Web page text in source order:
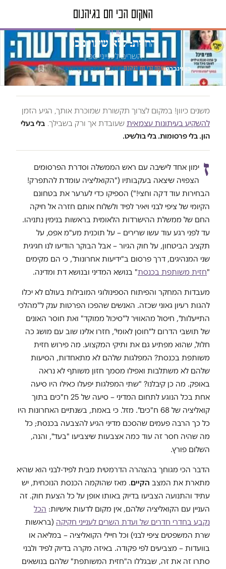
טור דעה
החזית: ללא שינוי ניכר
השרים לענייני ספין
בן וינברג·המקום הכי חם בגיהנום·
22.10.2014
·זמן קריאה 3 דק׳
משנים כיוון! במקום לצרוך תקשורת שמוכרת אותך, הגיע הזמן
להשקיע בעיתונות עצמאית שעובדת אך ורק בשבילך. בלי בעלי
הון. בלי פרסומות. בלי בולשיט.
ז ימון אחד לישיבה עם ראש הממשלה וסדרת הפרסומים
הצפויה שיצאה בעקבותיו ("הקואליציה עומדת להתפרק!
הבחירות עוד דקה וחצי!") הספיקו כדי לערער את בטחונם
הקיומי של ציפי לבני ויאיר לפיד ולשלוח אותם חזרה אל חיקה
החם של ממשלת ההישרדות הלאומית בראשות בנימין נתניהו.
עד לפני רגע עוד עשו שרירים – על תוכנית מע"מ אפס, על
תקציב הביטחון, על חוק הגיור – אבל הבוקר הודיעו לנו חגיגית
שני המנהיגים, דרך פרסום ב"ידיעות אחרונות", כי הם מקימים
"חזית משותפת בכנסת" בנושא המדיני ובנושא דת ומדינה.
מעבדות המחקר והפיתוח הספינולוגי המובילות בעולם לא יכלו
להגות רעיון גאוני שכזה. האנשים שהפכו הפרטות ענק ל"מהלכי
התייעלות", חיסול מהאוויר ל"סיכול ממוקד" ואת חוסר האונים
של תושבי הדרום ל"חוסן לאומי", חזרו אלינו שוב עם מושג כה
חלול, שהוא מפתיע גם את ותיקי המקצוע. מה פירוש חזית
משותפת בכנסת? המפלגות שלהם לא מתאחדות, הסיעות
שלהם לא משתלבות ואפילו מסמך חזון משותף לא נראה
באופק. מה כן קיבלנו? "שתי המפלגות יפעלו כאילו היו סיעה
אחת בכל הנוגע לתחום המדיני – סיעה של 25 ח"כים בתוך
קואליציה של 68 ח"כים". מזל. כי באמת, בשנתיים האחרונות היו
כל כך הרבה פעמים שהסכם מדיני הגיע להצבעה בכנסת; כל
מה שהיה חסר זה עוד כמה אצבעות שיצביעו "בעד", והנה,
השלום פורץ.
הדבר הכי מגוחך בהצהרה הדרמטית מבית לפיד-לבני הוא שהיא
מתארת את המצב הקיים. מאז שהוקמה הכנסת הנוכחית, יש
עתיד והתנועה הצביעו בדיוק באותו אופן על כל הצעת חוק. זה
העניין עם הקואליציה שלהם, אין מקום לדעות אישיות: הכל
נקבע בחדרי חדרים של ועדת השרים לענייני חקיקה (בראשות
שרת המשפטים ציפי לבני) וכל חיילי הקואליציה – במליאה או
בוועדות – מצביעים לפי פקודה. באיזה מקרה בדיוק לפיד ולבני
סתרו זה את זה, שבגללו ה"חזית המשותפת" שלהם בנושאים